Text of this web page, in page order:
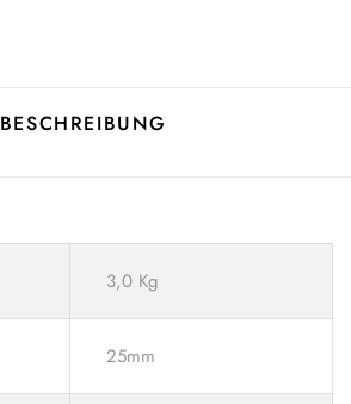
BESCHREIBUNG
3,0 Kg
25mm